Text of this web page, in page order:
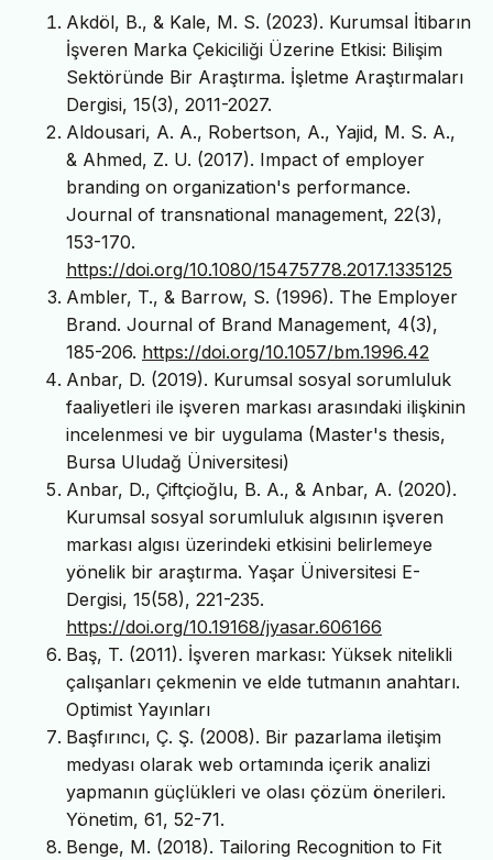
Akdöl, B., & Kale, M. S. (2023). Kurumsal İtibarın
İşveren Marka Çekiciliği Üzerine Etkisi: Bilişim
Sektöründe Bir Araştırma. İşletme Araştırmaları
Dergisi, 15(3), 2011-2027.
Aldousari, A. A., Robertson, A., Yajid, M. S. A.,
& Ahmed, Z. U. (2017). Impact of employer
branding on organization's performance.
Journal of transnational management, 22(3),
153-170.
https://doi.org/10.1080/15475778.2017.1335125
Ambler, T., & Barrow, S. (1996). The Employer
Brand. Journal of Brand Management, 4(3),
185-206. https://doi.org/10.1057/bm.1996.42
Anbar, D. (2019). Kurumsal sosyal sorumluluk
faaliyetleri ile işveren markası arasındaki ilişkinin
incelenmesi ve bir uygulama (Master's thesis,
Bursa Uludağ Üniversitesi)
Anbar, D., Çiftçioğlu, B. A., & Anbar, A. (2020).
Kurumsal sosyal sorumluluk algısının işveren
markası algısı üzerindeki etkisini belirlemeye
yönelik bir araştırma. Yaşar Üniversitesi E-
Dergisi, 15(58), 221-235.
https://doi.org/10.19168/jyasar.606166
Baş, T. (2011). İşveren markası: Yüksek nitelikli
çalışanları çekmenin ve elde tutmanın anahtarı.
Optimist Yayınları
Başfırıncı, Ç. Ş. (2008). Bir pazarlama iletişim
medyası olarak web ortamında içerik analizi
yapmanın güçlükleri ve olası çözüm önerileri.
Yönetim, 61, 52-71.
Benge, M. (2018). Tailoring Recognition to Fit